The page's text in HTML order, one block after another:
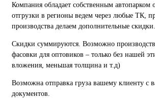
Компания обладает собственным автопарком
отгрузки в регионы ведем через любые ТК,
производства делаем дополнительные скидки.
Скидки суммируются. Возможно
фасовки для оптовиков – только без нашей
вложения, меньшая толщина и т.д)
Возможна отправка груза вашему клиенту с
документов.